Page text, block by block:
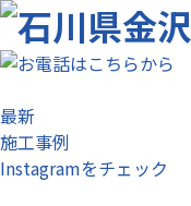
最新
施工事例
Instagramをチェック